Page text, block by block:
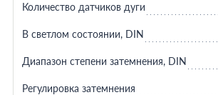
Количество датчиков дуги
В светлом состоянии, DIN
Диапазон степени затемнения, DIN
Регулировка затемнения